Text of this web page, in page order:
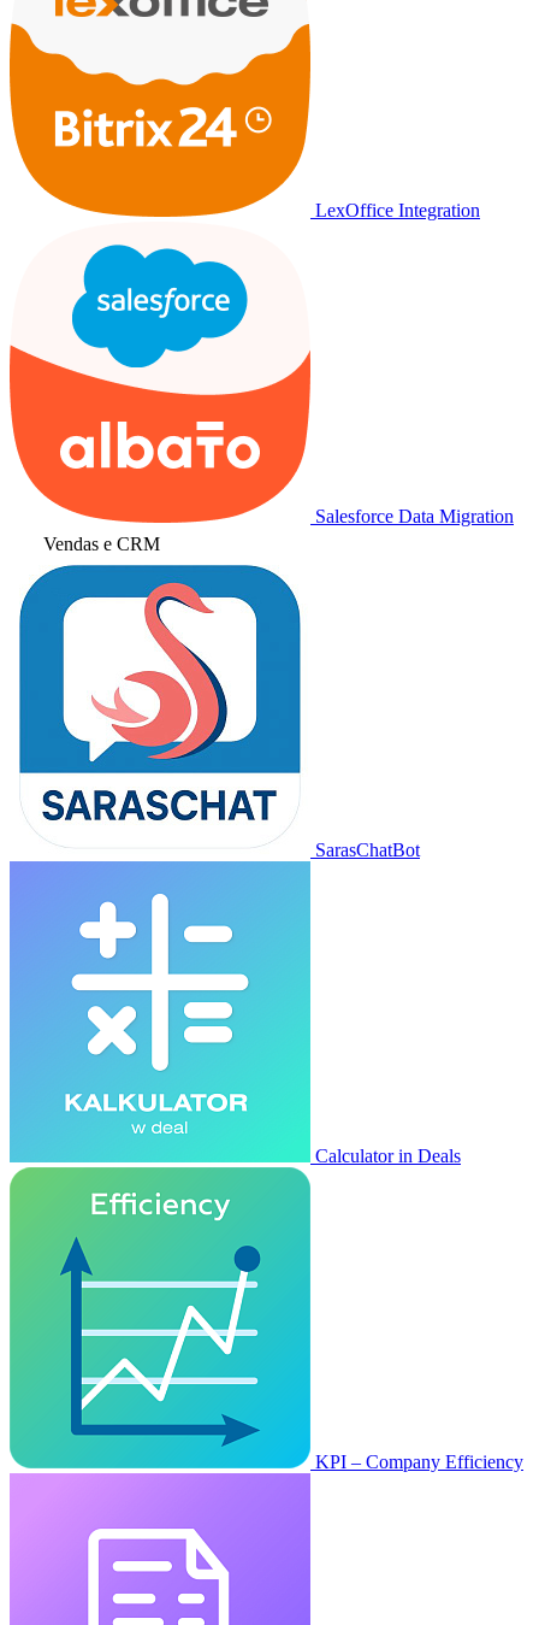
LexOffice Integration
Salesforce Data Migration
Vendas e CRM
SarasChatBot
Calculator in Deals
KPI – Company Efficiency